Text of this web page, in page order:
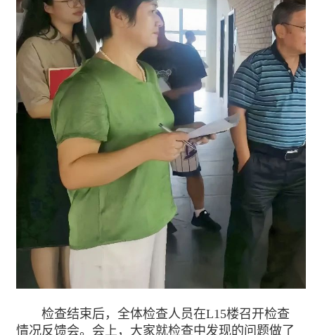
检查结束后，全体检查人员在L15楼召开检查
情况反馈会。会上，大家就检查中发现的问题做了